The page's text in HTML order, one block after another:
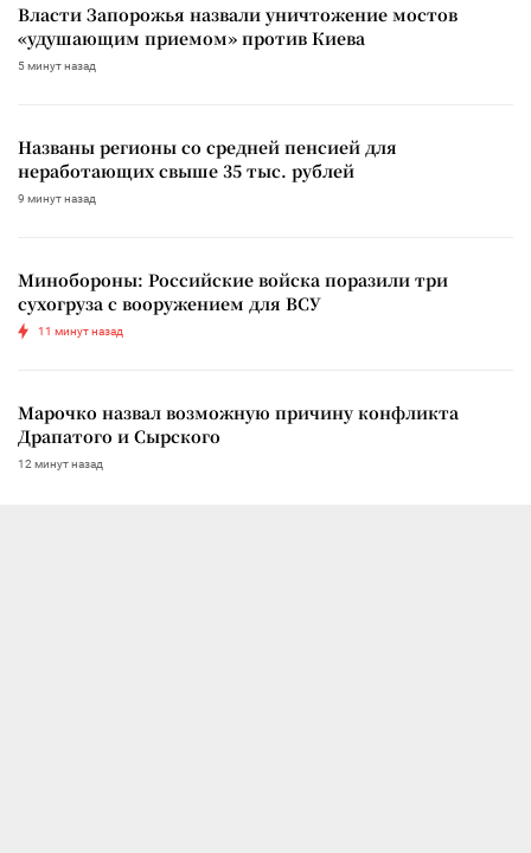
Власти Запорожья назвали уничтожение мостов
«удушающим приемом» против Киева
5 минут назад
Названы регионы со средней пенсией для
неработающих свыше 35 тыс. рублей
9 минут назад
Минобороны: Российские войска поразили три
сухогруза с вооружением для ВСУ
11 минут назад
Марочко назвал возможную причину конфликта
Драпатого и Сырского
12 минут назад